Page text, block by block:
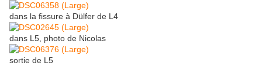
dans la fissure à Dülfer de L4
dans L5, photo de Nicolas
sortie de L5